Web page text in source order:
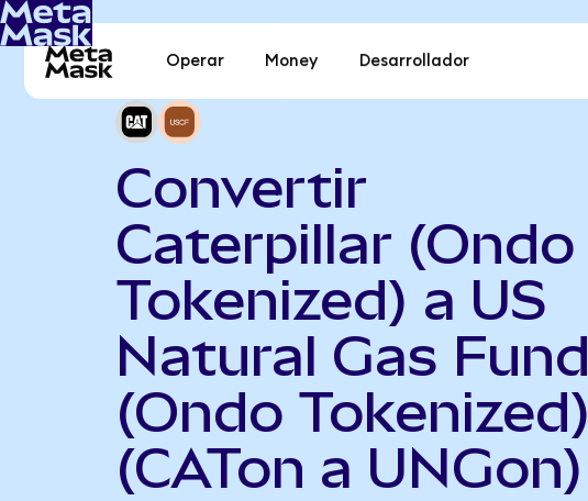
Operar Money Desarrollador
Convertir
Caterpillar (Ondo
Tokenized) a US
Natural Gas Fund
(Ondo Tokenized)
(CATon a UNGon)